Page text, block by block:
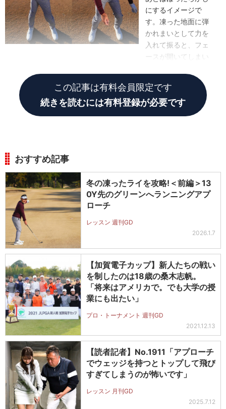
にするイメージで
す。凍った地面に弾
かれまいとして力を
入れて振ると、フェ
ースが開いてしまい
この記事は有料会員限定です
続きを読むには有料登録が必要です
おすすめ記事
冬の凍ったライを攻略!＜前編＞13
0Y先のグリーンへランニングアプ
ローチ
レッスン 週刊GD
2026.1.7
【加賀電子カップ】新人たちの戦い
を制したのは18歳の桑木志帆。
「将来はアメリカで。でも大学の授
業にも出たい」
プロ・トーナメント 週刊GD
2021.12.13
【読者記者】No.1911「アプローチ
でウェッジを持つとトップして飛び
すぎてしまうのが怖いです」
レッスン 月刊GD
2025.7.12